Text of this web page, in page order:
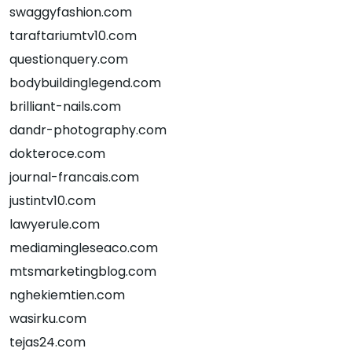
swaggyfashion.com
taraftariumtv10.com
questionquery.com
bodybuildinglegend.com
brilliant-nails.com
dandr-photography.com
dokteroce.com
journal-francais.com
justintv10.com
lawyerule.com
mediamingleseaco.com
mtsmarketingblog.com
nghekiemtien.com
wasirku.com
tejas24.com